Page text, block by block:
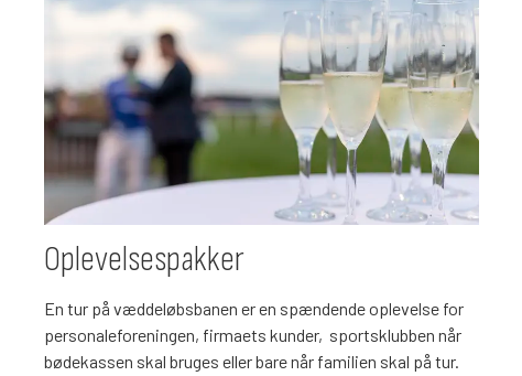
Oplevelsespakker
En tur på væddeløbsbanen er en spændende oplevelse for
personaleforeningen, firmaets kunder, sportsklubben når
bødekassen skal bruges eller bare når familien skal på tur.